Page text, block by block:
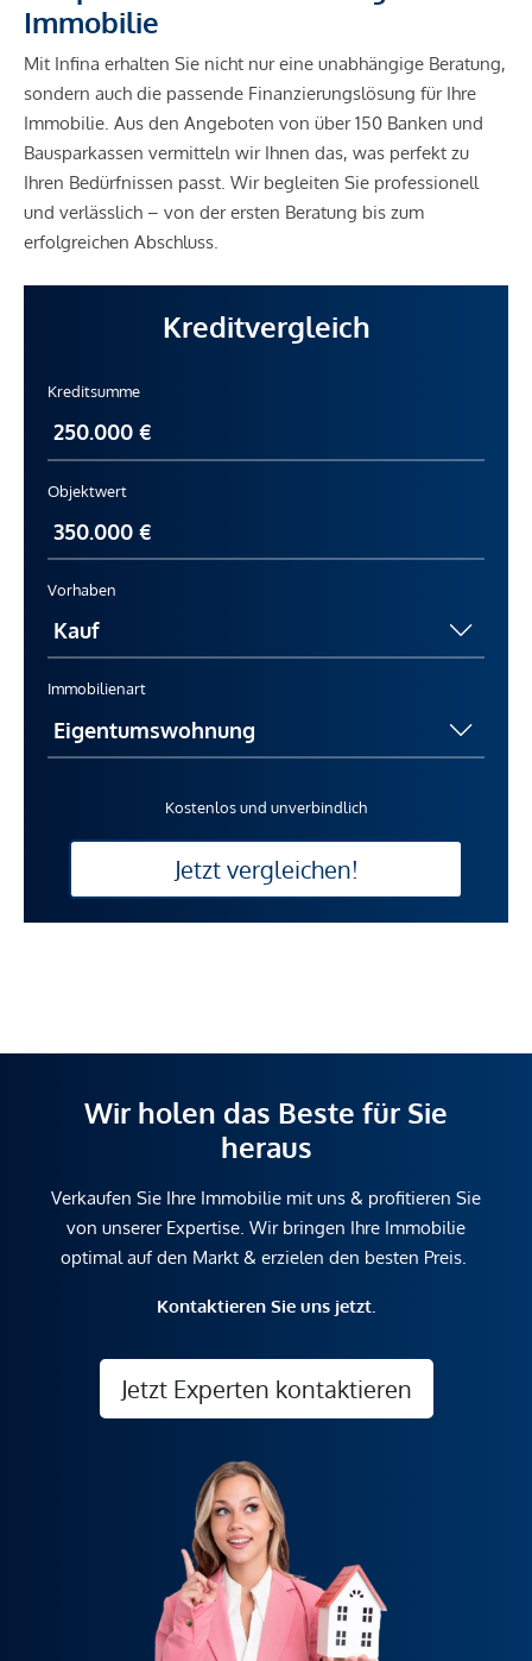
Immobilie
Mit Infina erhalten Sie nicht nur eine unabhängige Beratung,
sondern auch die passende Finanzierungslösung für Ihre
Immobilie. Aus den Angeboten von über 150 Banken und
Bausparkassen vermitteln wir Ihnen das, was perfekt zu
Ihren Bedürfnissen passt. Wir begleiten Sie professionell
und verlässlich – von der ersten Beratung bis zum
erfolgreichen Abschluss.
Kreditvergleich
Kreditsumme
Objektwert
Vorhaben
Immobilienart
Kostenlos und unverbindlich
Jetzt vergleichen!
Wir holen das Beste für Sie
heraus
Verkaufen Sie Ihre Immobilie mit uns & profitieren Sie
von unserer Expertise. Wir bringen Ihre Immobilie
optimal auf den Markt & erzielen den besten Preis.
Kontaktieren Sie uns jetzt.
Jetzt Experten kontaktieren